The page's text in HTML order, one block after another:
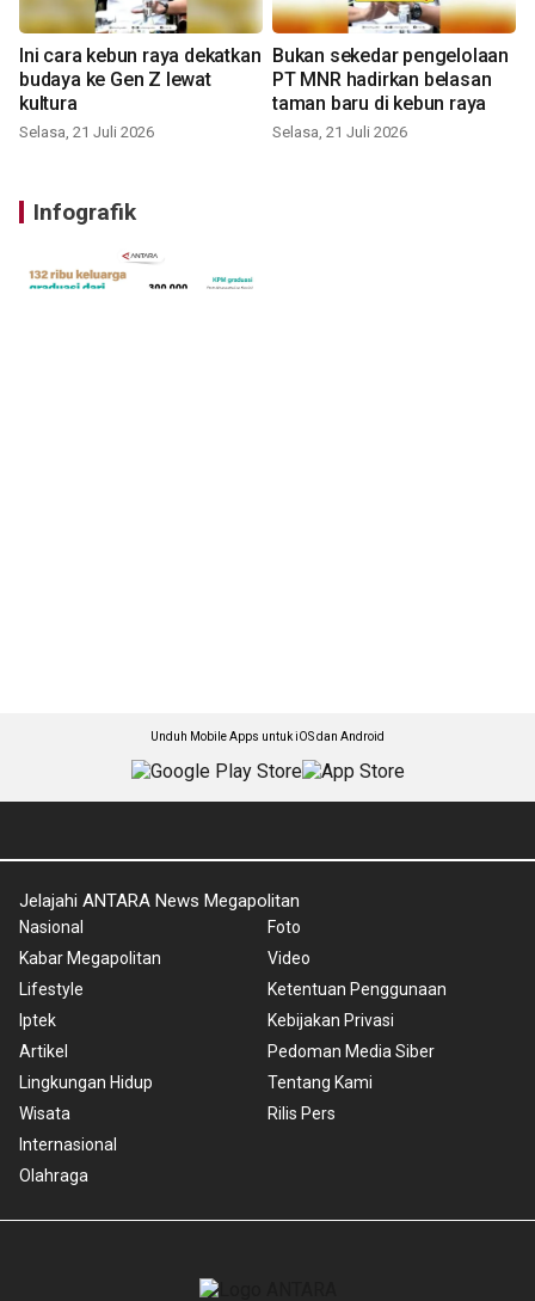
Ini cara kebun raya dekatkan
budaya ke Gen Z lewat
kultura
Selasa, 21 Juli 2026
Bukan sekedar pengelolaan
PT MNR hadirkan belasan
taman baru di kebun raya
Selasa, 21 Juli 2026
Infografik
Unduh Mobile Apps untuk iOS dan Android
Jelajahi ANTARA News Megapolitan
Nasional
Kabar Megapolitan
Lifestyle
Iptek
Artikel
Lingkungan Hidup
Wisata
Internasional
Olahraga
Foto
Video
Ketentuan Penggunaan
Kebijakan Privasi
Pedoman Media Siber
Tentang Kami
Rilis Pers